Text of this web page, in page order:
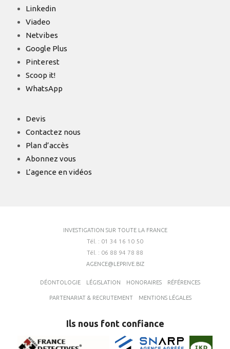
Linkedin
Viadeo
Netvibes
Google Plus
Pinterest
Scoop it!
WhatsApp
Devis
Contactez nous
Plan d’accès
Abonnez vous
L’agence en vidéos
INVESTIGATION SUR TOUTE LA FRANCE
Tél. : 01 34 16 10 50
Tél. : 06 88 94 78 88
AGENCE@LEPRIVE.BIZ
DÉONTOLOGIE LÉGISLATION HONORAIRES RÉFÉRENCES
PARTENARIAT & RECRUTEMENT MENTIONS LÉGALES
Ils nous font confiance